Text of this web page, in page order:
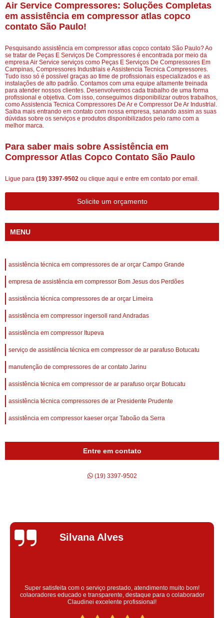
Air Service Compressores: Soluções Completas
em assistência em compressor atlas copco
contato São Paulo!
Pesquisando assistência em compressor atlas copco contato São Paulo? Ao
se tratar de Peças E Serviços De Compressores é encontrada por meio da
empresa Air Service serviços como Peças E Serviços De Compressores Em
Campinas, Compressores Industriais e Assistencia Tecnica Compressores.
Tudo isso só é possível graças ao time de profissionais especializados e as
instalações de alto padrão. Contamos com uma equipe altamente treinada
para atender nossos clientes. Desenvolvemos cada trabalho de uma forma
profissional e objetiva. Com isso, conseguimos disponibilizar outros trabalhos,
como Assistencia Tecnica Compressores De Ar e Compressor De Ar Industrial.
Saiba mais entrando em contato com nossa empresa, sanando assim as suas
dúvidas sobre os serviços e produtos disponibilizados pelo ramo com a
melhor marca.
Para saber mais sobre Assistência em
Compressor Atlas Copco Contato São Paulo
Ligue para (19) 3397-9502 ou clique aqui e entre em contato por email.
Solicite um orçamento
MENU
assistência técnica em compressores de ar orçar Campo Grande
empresa de assistência em compressor Bom Jesus dos Perdões
assistência técnica compressores de ar orçar Limeira
assistência em compressor ingersoll rand Andradas
assistência em compressor Itupeva
serviço de assistência técnica em compressor de ar parafuso Botucatu
manutenção de compressores de ar contato Jarinu
assistência técnica em compressor de ar parafuso orçar Botucatu
assistência técnica compressores de ar Presidente Prudente
assistência em compressor kaeser orçar Taboão da Serra
Entre em contato
(19) 3397-9502
Silvana Alves
Super satisfeita com o serviço prestado, atendimento muito bom!
colaoradores educado e transparente, destaque para o colaborador
Claudinei excelente profissional!